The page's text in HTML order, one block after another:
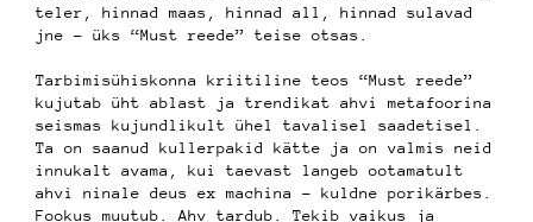
teler, hinnad maas, hinnad all, hinnad sulavad
jne – üks “Must reede” teise otsas.
Tarbimisühiskonna kriitiline teos “Must reede”
kujutab üht ablast ja trendikat ahvi metafoorina
seismas kujundlikult ühel tavalisel saadetisel.
Ta on saanud kullerpakid kätte ja on valmis neid
innukalt avama, kui taevast langeb ootamatult
ahvi ninale deus ex machina – kuldne porikärbes.
Fookus muutub. Ahv tardub. Tekib vaikus ja